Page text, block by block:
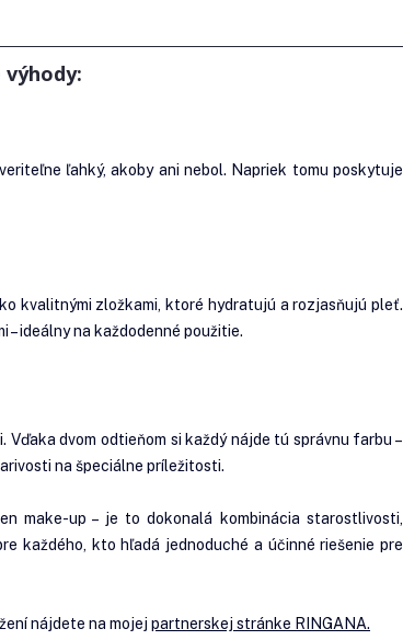
výhody:
ľahký, akoby ani nebol. Napriek tomu poskytuje
kvalitnými zložkami, ktoré hydratujú a rozjasňujú pleť.
– ideálny na každodenné použitie.
dvom odtieňom si každý nájde tú správnu farbu –
na špeciálne príležitosti.
make-up – je to dokonalá kombinácia starostlivosti,
každého, kto hľadá jednoduché a účinné riešenie pre
nájdete na mojej partnerskej stránke RINGANA.